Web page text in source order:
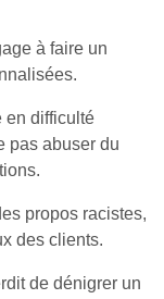
à faire un
en difficulté
pas abuser du
propos racistes,
des clients.
de dénigrer un